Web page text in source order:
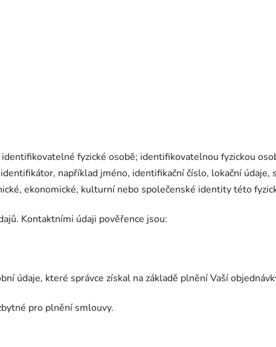
fyzické osobě; identifikovatelnou fyzickou
například jméno, identifikační číslo, lokační
ekonomické, kulturní nebo společenské identity této
Kontaktními údaji pověřence jsou:
údaje, které správce získal na základě plnění Vaší
pro plnění smlouvy.